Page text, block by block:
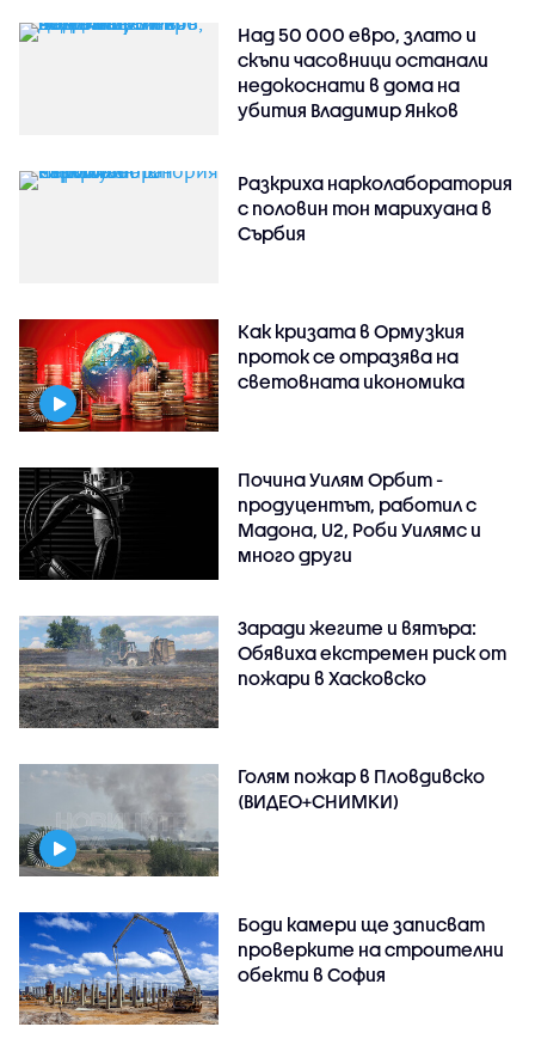
Над 50 000 евро, злато и
скъпи часовници останали
недокоснати в дома на
убития Владимир Янков
Разкриха нарколаборатория
с половин тон марихуана в
Сърбия
Как кризата в Ормузкия
проток се отразява на
световната икономика
Почина Уилям Орбит -
продуцентът, работил с
Мадона, U2, Роби Уилямс и
много други
Заради жегите и вятъра:
Обявиха екстремен риск от
пожари в Хасковско
Голям пожар в Пловдивско
(ВИДЕО+СНИМКИ)
Боди камери ще записват
проверките на строителни
обекти в София